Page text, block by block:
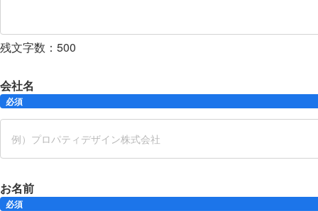
残文字数： 500
会社名
必須
お名前
必須